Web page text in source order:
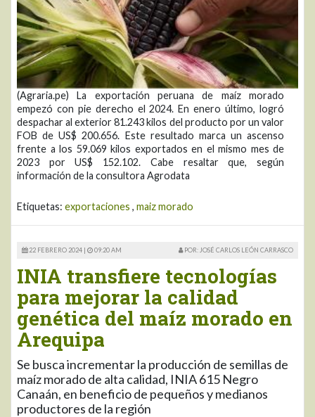
(Agraria.pe) La exportación peruana de maíz morado
empezó con pie derecho el 2024. En enero último, logró
despachar al exterior 81.243 kilos del producto por un valor
FOB de US$ 200.656. Este resultado marca un ascenso
frente a los 59.069 kilos exportados en el mismo mes de
2023 por US$ 152.102. Cabe resaltar que, según
información de la consultora Agrodata
Etiquetas: exportaciones , maiz morado
22 FEBRERO 2024 | 09:20 AM POR: JOSÉ CARLOS LEÓN CARRASCO
INIA transfiere tecnologías
para mejorar la calidad
genética del maíz morado en
Arequipa
Se busca incrementar la producción de semillas de
maíz morado de alta calidad, INIA 615 Negro
Canaán, en beneficio de pequeños y medianos
productores de la región